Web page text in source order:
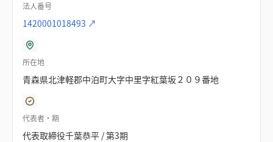
法人番号
1420001018493 ↗
所在地
青森県北津軽郡中泊町大字中里字紅葉坂２０９番地
代表者・期
代表取締役千葉恭平 / 第3期